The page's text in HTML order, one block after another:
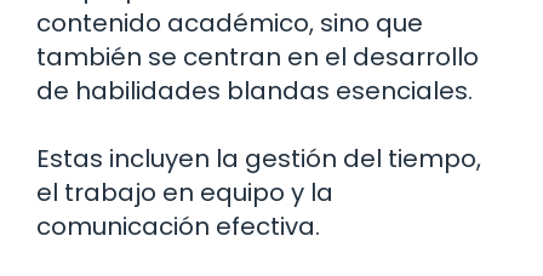
contenido académico, sino que
también se centran en el desarrollo
de habilidades blandas esenciales.
Estas incluyen la gestión del tiempo,
el trabajo en equipo y la
comunicación efectiva.